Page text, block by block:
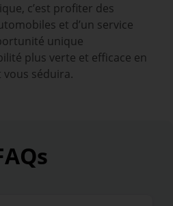
c’est profiter des
et d’un service
unique
plus verte et efficace en
séduira.